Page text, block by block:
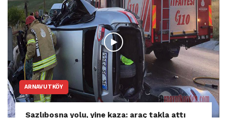
ARNAVUTKÖY
Sazlıbosna yolu, yine kaza: araç takla attı